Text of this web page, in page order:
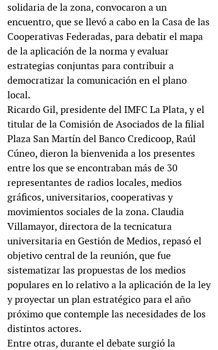
solidaria de la zona, convocaron a un
encuentro, que se llevó a cabo en la Casa de las
Cooperativas Federadas, para debatir el mapa
de la aplicación de la norma y evaluar
estrategias conjuntas para contribuir a
democratizar la comunicación en el plano
local.
Ricardo Gil, presidente del IMFC La Plata, y el
titular de la Comisión de Asociados de la filial
Plaza San Martín del Banco Credicoop, Raúl
Cúneo, dieron la bienvenida a los presentes
entre los que se encontraban más de 30
representantes de radios locales, medios
gráficos, universitarios, cooperativas y
movimientos sociales de la zona. Claudia
Villamayor, directora de la tecnicatura
universitaria en Gestión de Medios, repasó el
objetivo central de la reunión, que fue
sistematizar las propuestas de los medios
populares en lo relativo a la aplicación de la ley
y proyectar un plan estratégico para el año
próximo que contemple las necesidades de los
distintos actores.
Entre otras, durante el debate surgió la